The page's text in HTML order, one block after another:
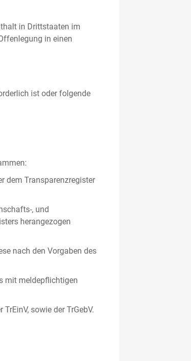
in Drittstaaten im
in einen
ist oder folgende
dem Transparenzregister
, und
herangezogen
nach den Vorgaben des
mit meldepflichtigen
sowie der TrGebV.